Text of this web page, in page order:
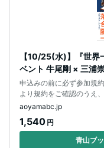
【10/25(水)】『世界
ベント 牛尾剛 × 三浦
法」
申込みの前に必ず参加規
より規約をご確認のうえ
aoyamabc.jp
1,540 円
青山ブ